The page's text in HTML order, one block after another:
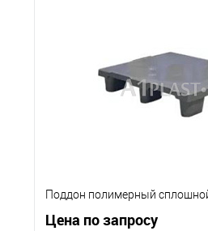
Поддон полимерный
Цена по запросу